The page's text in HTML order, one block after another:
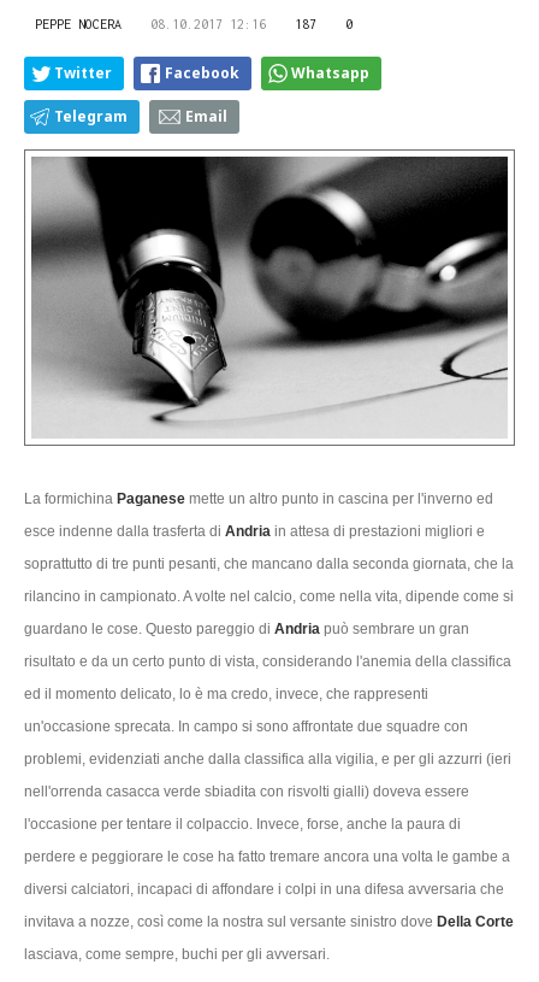
PEPPE NOCERA 08.10.2017 12:16 187 0
Twitter Facebook Whatsapp
Telegram Email
La formichina Paganese mette un altro punto in cascina per l'inverno ed
esce indenne dalla trasferta di Andria in attesa di prestazioni migliori e
soprattutto di tre punti pesanti, che mancano dalla seconda giornata, che la
rilancino in campionato. A volte nel calcio, come nella vita, dipende come si
guardano le cose. Questo pareggio di Andria può sembrare un gran
risultato e da un certo punto di vista, considerando l'anemia della classifica
ed il momento delicato, lo è ma credo, invece, che rappresenti
un'occasione sprecata. In campo si sono affrontate due squadre con
problemi, evidenziati anche dalla classifica alla vigilia, e per gli azzurri (ieri
nell'orrenda casacca verde sbiadita con risvolti gialli) doveva essere
l'occasione per tentare il colpaccio. Invece, forse, anche la paura di
perdere e peggiorare le cose ha fatto tremare ancora una volta le gambe a
diversi calciatori, incapaci di affondare i colpi in una difesa avversaria che
invitava a nozze, così come la nostra sul versante sinistro dove Della Corte
lasciava, come sempre, buchi per gli avversari.